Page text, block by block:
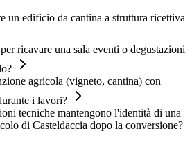
un edificio da cantina a struttura ricettiva
ricavare una sala eventi o degustazioni
agricola (vigneto, cantina) con
i lavori?
tecniche mantengono l'identità di una
di Casteldaccia dopo la conversione?